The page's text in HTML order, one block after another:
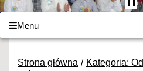
Menu
Strona główna
Kategoria: